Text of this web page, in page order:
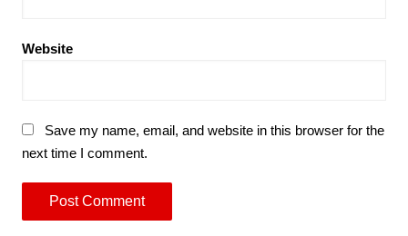
Website
Save my name, email, and website in this browser for the
next time I comment.